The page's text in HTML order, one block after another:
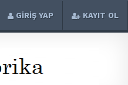
GİRİŞ YAP KAYIT OL